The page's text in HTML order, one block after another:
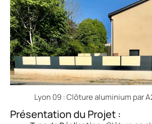
Lyon 09 : Clôture aluminium par
Présentation du Projet :